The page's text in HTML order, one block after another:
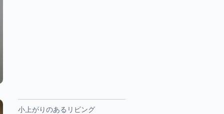
小上がりのあるリビング